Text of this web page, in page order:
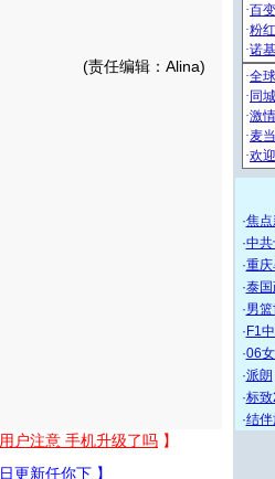
(责任编辑：Alina)
·焦点
·中
·重
·泰
·男
· F1
·06
·派朗
·标
·结